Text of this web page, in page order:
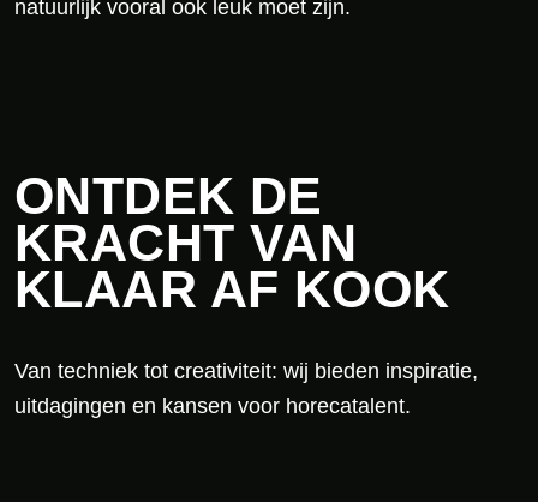
natuurlijk vooral ook leuk moet zijn.
ONTDEK DE
KRACHT VAN
KLAAR AF KOOK
Van techniek tot creativiteit: wij bieden inspiratie,
uitdagingen en kansen voor horecatalent.